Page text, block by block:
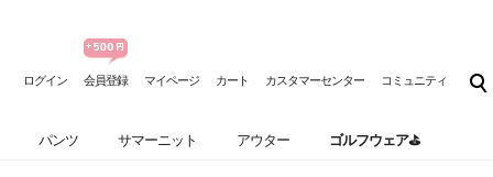
ログイン 会員登録 マイページ カート カスタマーセンター コミュニティ
パンツ サマーニット アウター ゴルフウェア⛳